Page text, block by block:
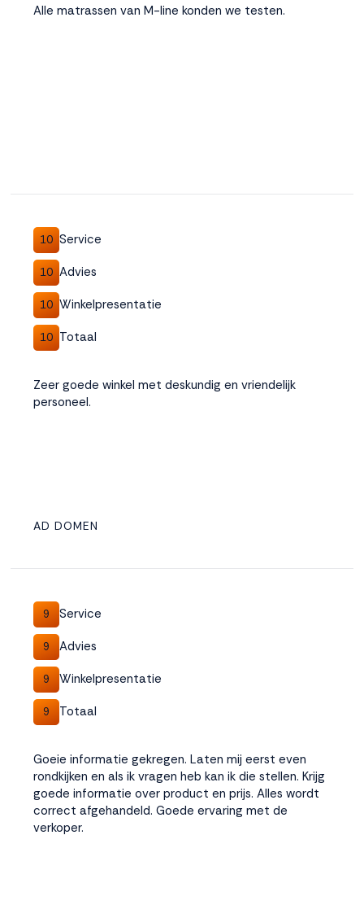
Alle matrassen van M-line konden we testen.
10 Service
10 Advies
10 Winkelpresentatie
10 Totaal
Zeer goede winkel met deskundig en vriendelijk
personeel.
AD DOMEN
9 Service
9 Advies
9 Winkelpresentatie
9 Totaal
Goeie informatie gekregen. Laten mij eerst even
rondkijken en als ik vragen heb kan ik die stellen. Krijg
goede informatie over product en prijs. Alles wordt
correct afgehandeld. Goede ervaring met de
verkoper.